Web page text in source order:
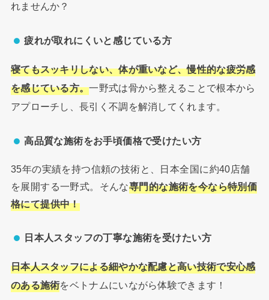
れませんか？
疲れが取れにくいと感じている方
寝てもスッキリしない、体が重いなど、慢性的な疲労感
を感じている方。一野式は骨から整えることで根本から
アプローチし、長引く不調を解消してくれます。
高品質な施術をお手頃価格で受けたい方
35年の実績を持つ信頼の技術と、日本全国に約40店舗
を展開する一野式。そんな専門的な施術を今なら特別価
格にて提供中！
日本人スタッフの丁寧な施術を受けたい方
日本人スタッフによる細やかな配慮と高い技術で安心感
のある施術をベトナムにいながら体験できます！